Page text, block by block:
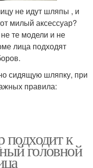
не идут шляпы , и
милый аксессуар?
те модели и не
лица подходят
сидящую шляпку, при
правила:
подходит к
головной